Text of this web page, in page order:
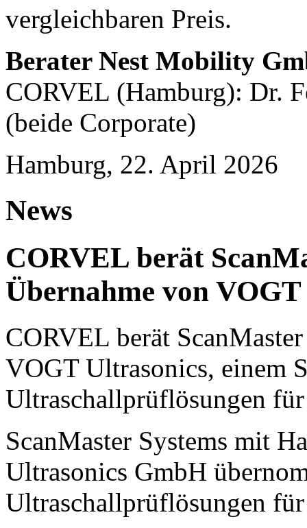
vergleichbaren Preis.
Berater Nest Mobility
CORVEL (Hamburg): Dr.
(beide Corporate)
Hamburg, 22. April 2026
News
CORVEL berät
Übernahme von
CORVEL berät
VOGT Ultrasonics, einem
Ultraschallprüflösungen
ScanMaster Systems mit
Ultrasonics GmbH
Ultraschallprüflösungen